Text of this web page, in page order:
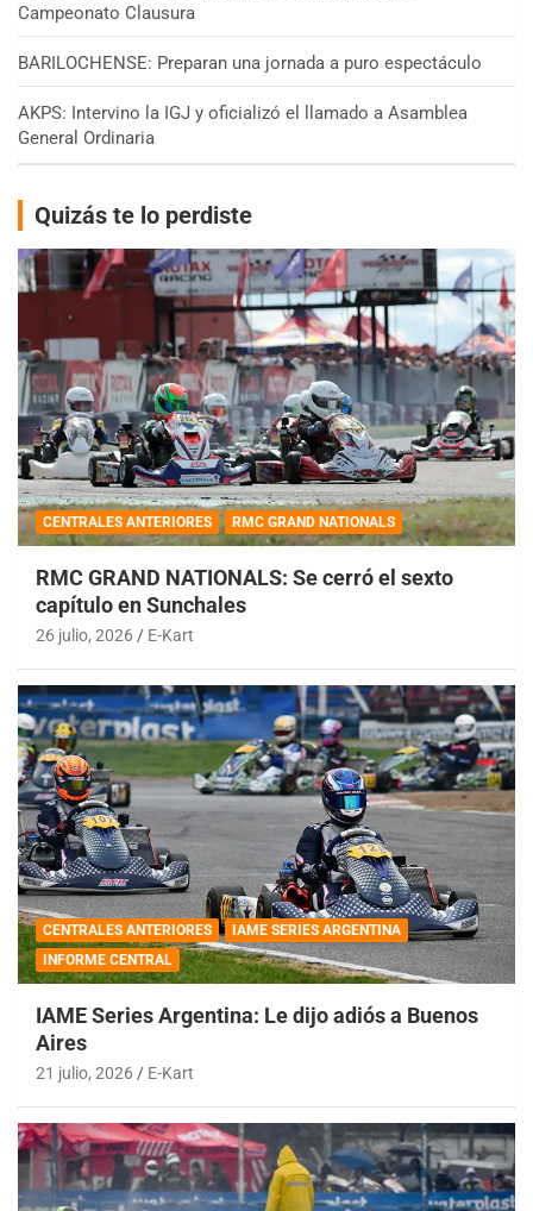
Campeonato Clausura
BARILOCHENSE: Preparan una jornada a puro espectáculo
AKPS: Intervino la IGJ y oficializó el llamado a Asamblea
General Ordinaria
Quizás te lo perdiste
CENTRALES ANTERIORES RMC GRAND NATIONALS
RMC GRAND NATIONALS: Se cerró el sexto
capítulo en Sunchales
26 julio, 2026 E-Kart
CENTRALES ANTERIORES
IAME SERIES ARGENTINA
INFORME CENTRAL
IAME Series Argentina: Le dijo adiós a Buenos
Aires
21 julio, 2026 E-Kart